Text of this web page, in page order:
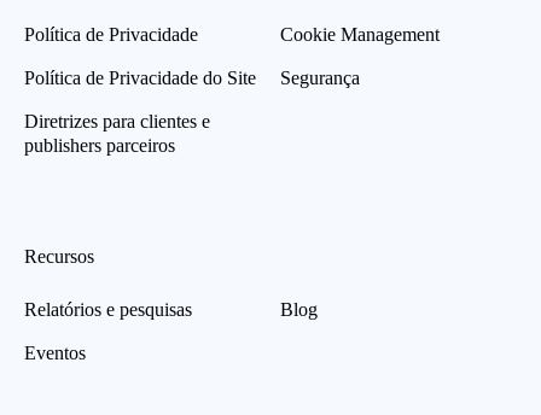
Política de Privacidade
Política de Privacidade do Site
Diretrizes para clientes e
publishers parceiros
Cookie Management
Segurança
Recursos
Relatórios e pesquisas
Eventos
Blog